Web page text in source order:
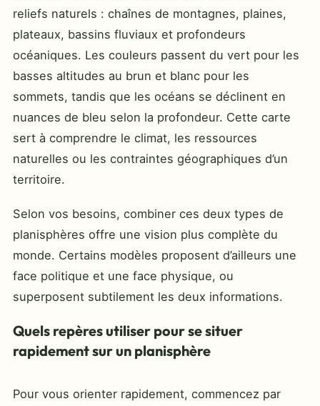
reliefs naturels : chaînes de montagnes, plaines,
plateaux, bassins fluviaux et profondeurs
océaniques. Les couleurs passent du vert pour les
basses altitudes au brun et blanc pour les
sommets, tandis que les océans se déclinent en
nuances de bleu selon la profondeur. Cette carte
sert à comprendre le climat, les ressources
naturelles ou les contraintes géographiques d’un
territoire.
Selon vos besoins, combiner ces deux types de
planisphères offre une vision plus complète du
monde. Certains modèles proposent d’ailleurs une
face politique et une face physique, ou
superposent subtilement les deux informations.
Quels repères utiliser pour se situer
rapidement sur un planisphère
Pour vous orienter rapidement, commencez par